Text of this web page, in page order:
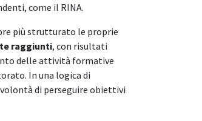
come il RINA.
più strutturato le proprie
raggiunti, con risultati
delle attività formative
In una logica di
di perseguire obiettivi